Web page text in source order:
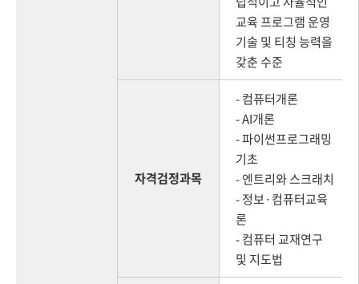
교육 프로그램 운영
기술 및 티칭 능력을
갖춘 수준
자격검정과목
- 컴퓨터개론
- AI개론
- 파이썬프로그래밍
기초
- 엔트리와 스크래치
- 정보·컴퓨터교육
론
- 컴퓨터 교재연구
및 지도법